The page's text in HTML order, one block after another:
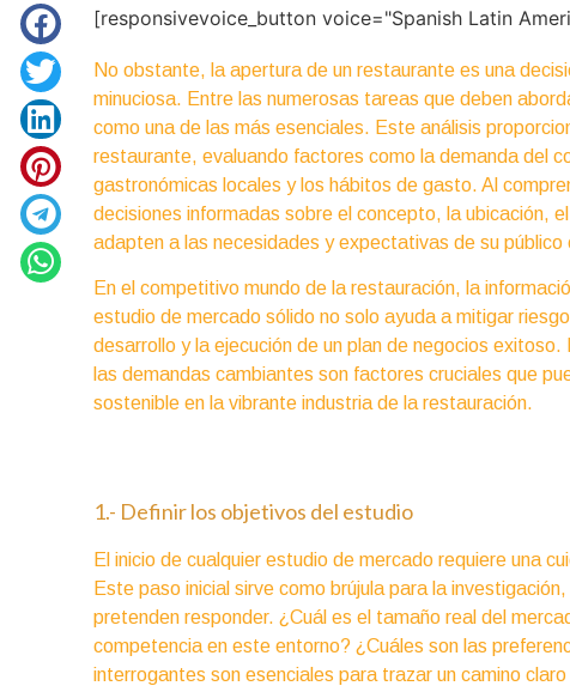
[responsivevoice_button voice="Spanish Latin
No obstante, la apertura de un restaurante es una
minuciosa. Entre las numerosas tareas que deben
como una de las más esenciales. Este análisis
restaurante, evaluando factores como la demanda del
gastronómicas locales y los hábitos de gasto. Al
decisiones informadas sobre el concepto, la ubicación,
adapten a las necesidades y expectativas de su público
En el competitivo mundo de la restauración, la
estudio de mercado sólido no solo ayuda a mitigar
desarrollo y la ejecución de un plan de negocios
las demandas cambiantes son factores cruciales que
sostenible en la vibrante industria de la restauración.
1.- Definir los objetivos del estudio
El inicio de cualquier estudio de mercado requiere una
Este paso inicial sirve como brújula para la
pretenden responder. ¿Cuál es el tamaño real del
competencia en este entorno? ¿Cuáles son las
interrogantes son esenciales para trazar un camino